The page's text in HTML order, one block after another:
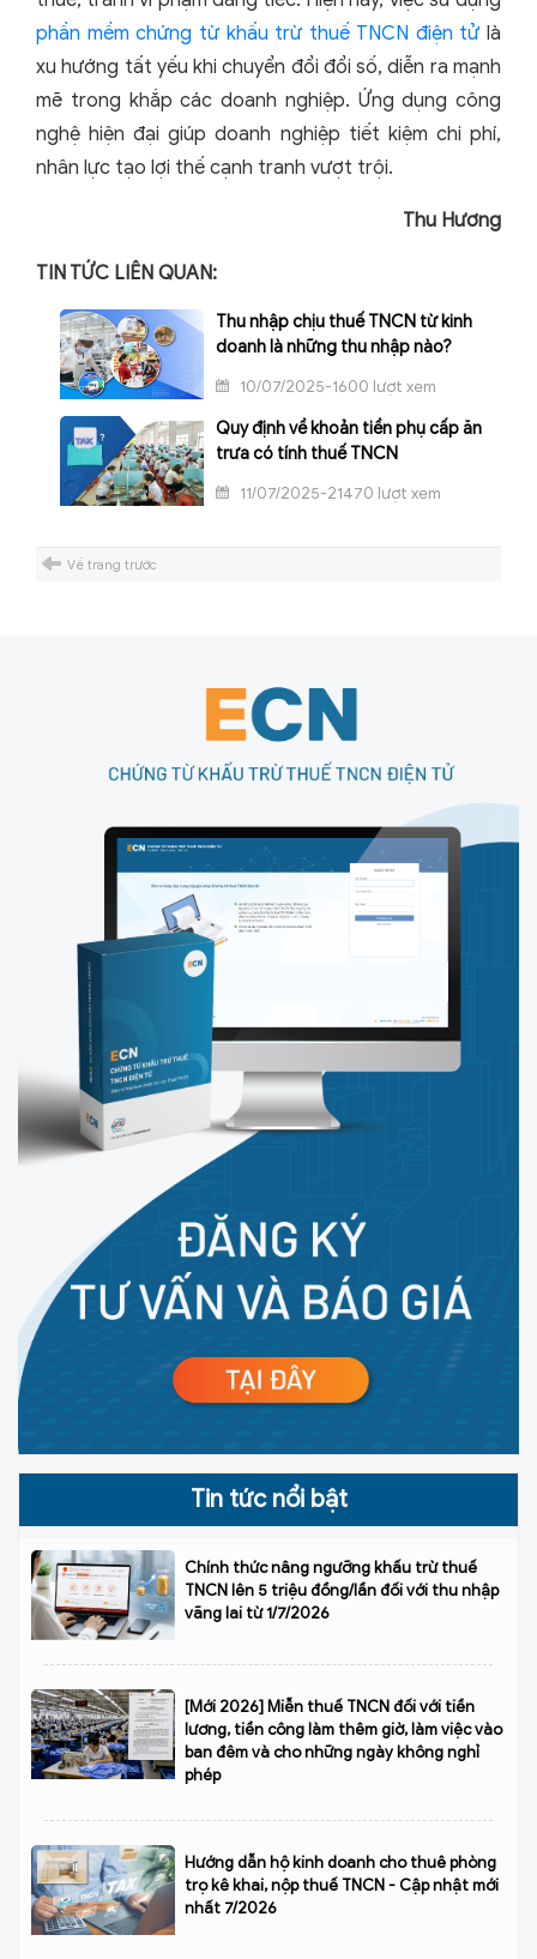
phần mềm chứng từ khấu trừ thuế TNCN điện tử là
xu hướng tất yếu khi chuyển đổi đổi số, diễn ra mạnh
mẽ trong khắp các doanh nghiệp. Ứng dụng công
nghệ hiện đại giúp doanh nghiệp tiết kiệm chi phí,
nhân lực tạo lợi thế cạnh tranh vượt trội.
Thu Hương
TIN TỨC LIÊN QUAN:
Thu nhập chịu thuế TNCN từ kinh
doanh là những thu nhập nào?
10/07/2025-1600 lượt xem
Quy định về khoản tiền phụ cấp ăn
trưa có tính thuế TNCN
11/07/2025-21470 lượt xem
Về trang trước
Tin tức nổi bật
Chính thức nâng ngưỡng khấu trừ thuế
TNCN lên 5 triệu đồng/lần đối với thu nhập
vãng lai từ 1/7/2026
[Mới 2026] Miễn thuế TNCN đối với tiền
lương, tiền công làm thêm giờ, làm việc vào
ban đêm và cho những ngày không nghỉ
phép
Hướng dẫn hộ kinh doanh cho thuê phòng
trọ kê khai, nộp thuế TNCN - Cập nhật mới
nhất 7/2026